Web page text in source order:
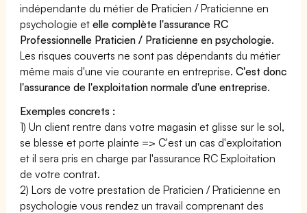
indépendante du métier de Praticien / Praticienne en
psychologie etelle complète l'assurance RC
Professionnelle Praticien / Praticienne en psychologie.
Les risques couverts ne sont pas dépendants du métier
même mais d'une vie courante en entreprise.C'est donc
l'assurance de l'exploitation normale d'une entreprise.
Exemples concrets :
1) Un client rentre dans votre magasin et glisse sur le sol,
se blesse et porte plainte => C'est un cas d'exploitation
et il sera pris en charge par l'assurance RC Exploitation
de votre contrat.
2) Lors de votre prestation de Praticien / Praticienne en
psychologie vous rendez un travail comprenant des